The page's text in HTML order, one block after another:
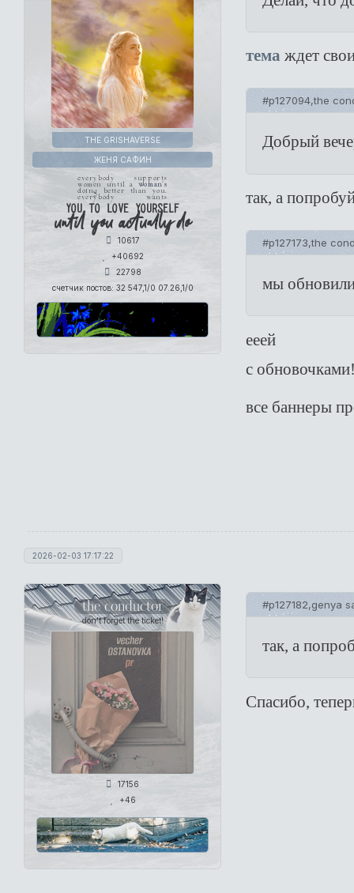
THE GRISHAVERSE
ЖЕНЯ САФИН
everybody supports
women until a woman's
doing better than you.
everybody wants
you to love yourself
until you actually do
10617
+40692
22798
счетчик постов: 32 547,1/0 07.26,1/0
тема ждет
#p127094,the
Добрый
так, а
#p127173,the
мы
ееей
с
все баннеры
2026-02-03 17:17:22
the conductor
don't forget the ticket!
17156
+46
#p127182,genya
так, а
Спасибо,